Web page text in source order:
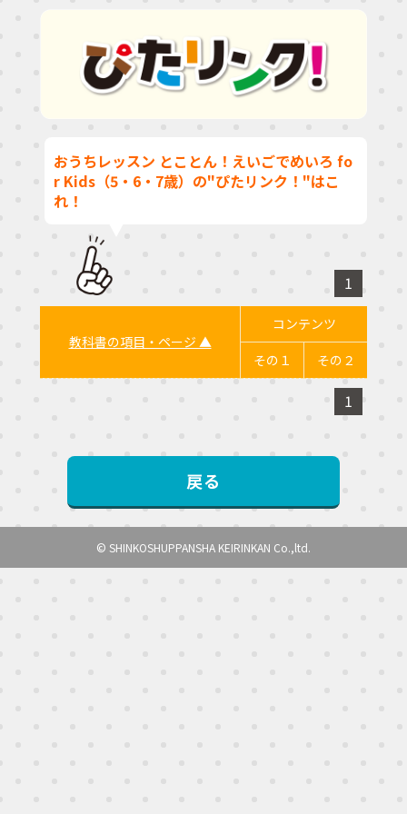
おうちレッスン とことん！えいごでめいろ fo
r Kids（5・6・7歳）の"ぴたリンク！"はこ
れ！
1
教科書の項目・ページ ▲
コンテンツ
その１
その２
1
戻る
© SHINKOSHUPPANSHA KEIRINKAN Co.,ltd.